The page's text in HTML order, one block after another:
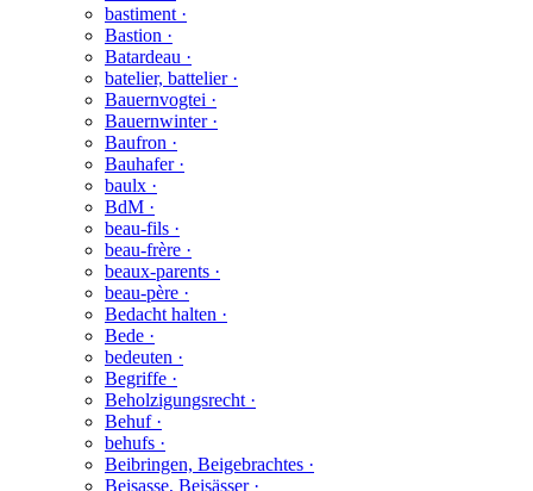
bastiment ·
Bastion ·
Batardeau ·
batelier, battelier ·
Bauernvogtei ·
Bauernwinter ·
Baufron ·
Bauhafer ·
baulx ·
BdM ·
beau-fils ·
beau-frère ·
beaux-parents ·
beau-père ·
Bedacht halten ·
Bede ·
bedeuten ·
Begriffe ·
Beholzigungsrecht ·
Behuf ·
behufs ·
Beibringen, Beigebrachtes ·
Beisasse, Beisässer ·